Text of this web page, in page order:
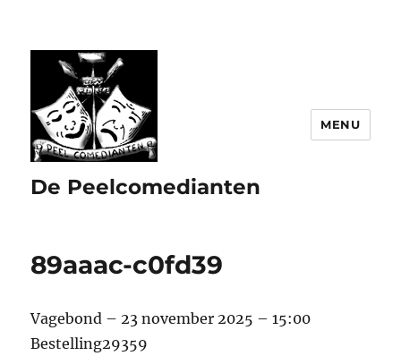
De Peelcomedianten
MENU
89aaac-c0fd39
Vagebond – 23 november 2025 – 15:00
Bestelling29359